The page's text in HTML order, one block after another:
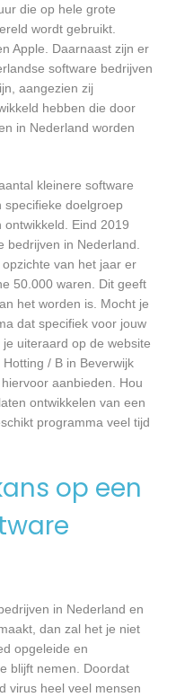
die op hele grote
wordt gebruikt.
Apple. Daarnaast zijn er
software bedrijven
aangezien zij
hebben die door
in Nederland worden
kleinere software
specifieke doelgroep
Eind 2019
in Nederland.
van het jaar er
50.000 waren. Dit geeft
het worden is. Mocht je
dat specifiek voor jouw
uiteraard op de website
/ B in Beverwijk
aanbieden. Hou
ontwikkelen van een
programma veel tijd
op een
in Nederland en
dan zal het je niet
opgeleide en
blijft nemen. Doordat
virus heel veel mensen